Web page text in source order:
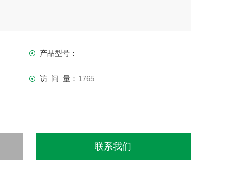
产品型号：
访 问 量： 1765
联系我们